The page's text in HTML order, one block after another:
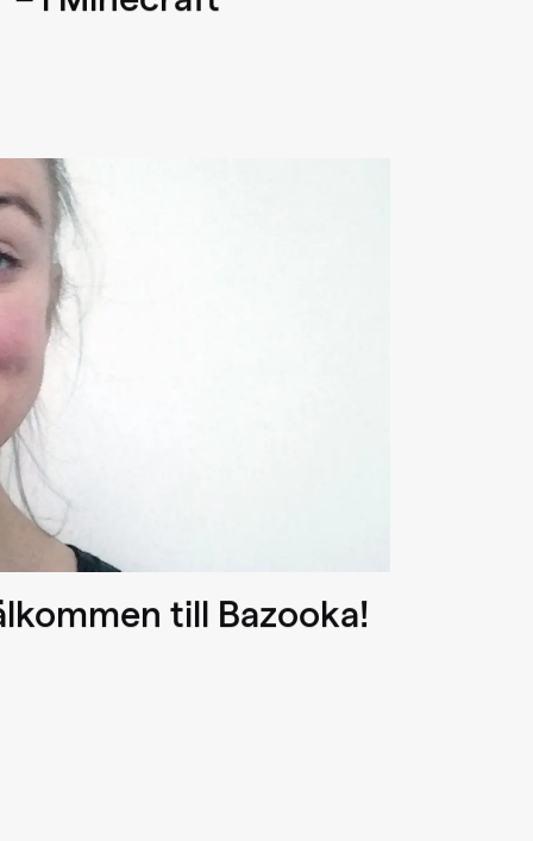
till Bazooka!